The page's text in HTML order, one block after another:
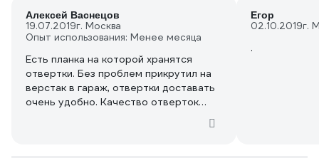
Алексей Васнецов
19.07.2019г. Москва
Опыт использования: Менее месяца
Есть планка на которой хранятся
отвертки. Без проблем прикрутил на
верстак в гараж, отвертки доставать
очень удобно. Качество отверток
Егор
02.10.2019г.
.